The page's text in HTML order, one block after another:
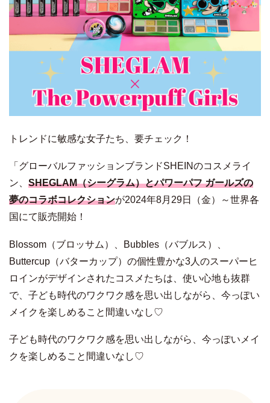
トレンドに敏感な女子たち、要チェック！
「グローバルファッションブランドSHEINのコスメライ
ン、 SHEGLAM（シーグラム）とパワーパフ ガールズの
夢のコラボコレクションが2024年8月29日（金）～世界各
国にて販売開始！
Blossom（ブロッサム）、Bubbles（バブルス）、
Buttercup（バターカップ）の個性豊かな3人のスーパーヒ
ロインがデザインされたコスメたちは、使い心地も抜群
で、子ども時代のワクワク感を思い出しながら、今っぽい
メイクを楽しめること間違いなし♡
子ども時代のワクワク感を思い出しながら、今っぽいメイ
クを楽しめること間違いなし♡